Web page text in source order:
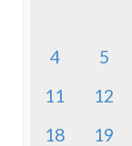
4
5
11
12
18
19